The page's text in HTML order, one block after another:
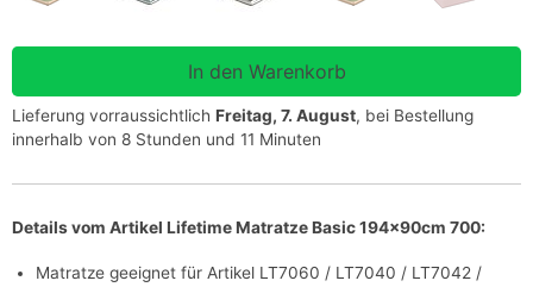
Lieferung vorraussichtlich Freitag, 7. August, bei Bestellung
innerhalb von 8 Stunden und 11 Minuten
Details vom Artikel Lifetime Matratze Basic 194x90cm 700:
Matratze geeignet für Artikel LT7060 / LT7040 / LT7042 /